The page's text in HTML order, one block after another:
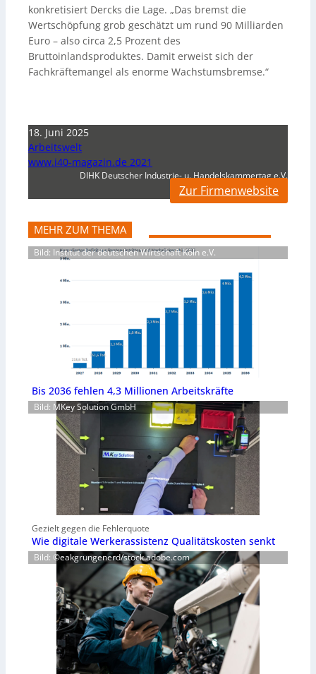
konkretisiert Dercks die Lage. „Das bremst die
Wertschöpfung grob geschätzt um rund 90 Milliarden
Euro – also circa 2,5 Prozent des
Bruttoinlandsproduktes. Damit erweist sich der
Fachkräftemangel als enorme Wachstumsbremse.“
18. Juni 2025
Arbeitswelt
www.i40-magazin.de 2021
DIHK Deutscher Industrie- u. Handelskammertag e.V.
Zur Firmenwebsite
MEHR ZUM THEMA
Bild: Institut der deutschen Wirtschaft Köln e.V.
Bis 2036 fehlen 4,3 Millionen Arbeitskräfte
Bild: MKey Solution GmbH
Gezielt gegen die Fehlerquote
Wie digitale Werkerassistenz Qualitätskosten senkt
Bild: ©eakgrungenerd/stock.adobe.com